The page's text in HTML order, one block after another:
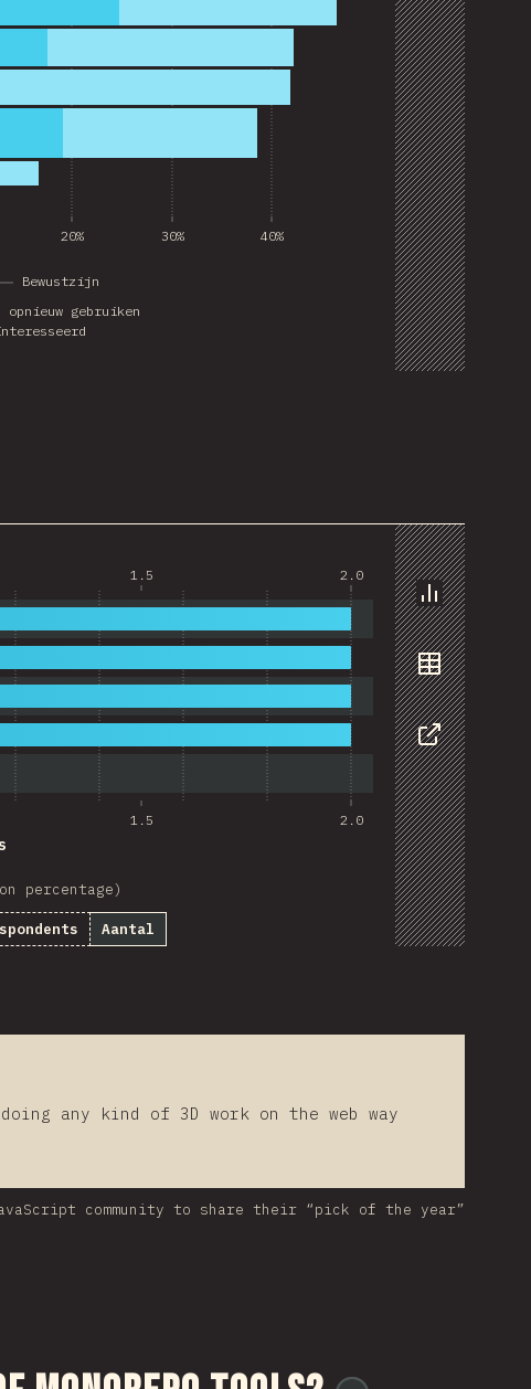
opnieuw gebruiken
Bewustzijn
20% 30% 40%
Chart
Data
Share
1.5 2.0
1.5 2.0
percentage)
Aantal
any kind of 3D work on the web way
community to share their “pick of the year”